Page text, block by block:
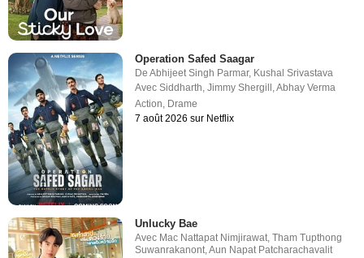
Operation Safed Saagar
DeAbhijeet Singh Parmar, Kushal Srivastava
AvecSiddharth,Jimmy Shergill,Abhay Verma
Action, Drame
7 août 2026 sur Netflix
Unlucky Bae
Avec Mac Nattapat Nimjirawat,Tham Tupthong
Suwanrakanont,Aun Napat Patcharachavalit